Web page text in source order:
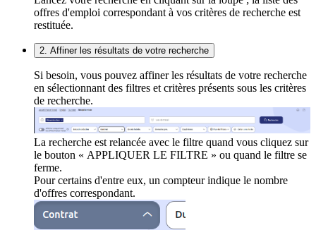
offres d'emploi correspondant à vos critères de recherche est
restituée.
2. Affiner les résultats de votre recherche
Si besoin, vous pouvez affiner les résultats de votre recherche
en sélectionnant des filtres et critères présents sous les critères
de recherche.
La recherche est relancée avec le filtre quand vous cliquez sur
le bouton « APPLIQUER LE FILTRE » ou quand le filtre se
ferme.
Pour certains d'entre eux, un compteur indique le nombre
d'offres correspondant.